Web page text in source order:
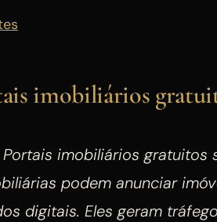
imobiliários
imobiliários gratuitos
podem anunciar
digitais. Eles geram